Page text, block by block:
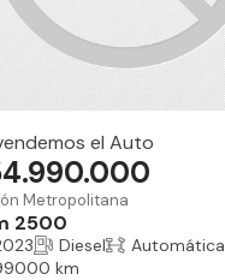
el Auto
Metropolitana
2500
Diesel
Automática
km